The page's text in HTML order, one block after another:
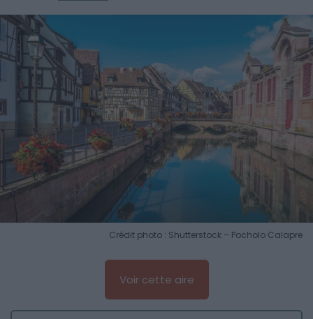
Crédit photo : Shutterstock – Pocholo Calapre
Voir cette aire